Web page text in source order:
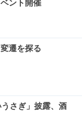
ント開催
遷を探る
さぎ」披露、酒